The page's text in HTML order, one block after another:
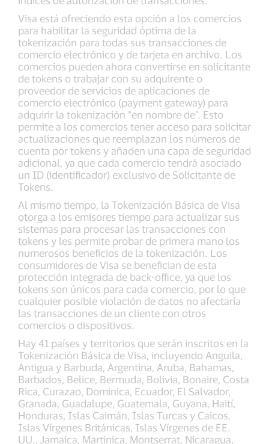
Visa está ofreciendo esta opción a los comercios
para habilitar la seguridad óptima de la
tokenización para todas sus transacciones de
comercio electrónico y de tarjeta en archivo. Los
comercios pueden ahora convertirse en solicitante
de tokens o trabajar con su adquirente o
proveedor de servicios de aplicaciones de
comercio electrónico (payment gateway) para
adquirir la tokenización “en nombre de”. Esto
permite a los comercios tener acceso para solicitar
actualizaciones que reemplazan los números de
cuenta por tokens y añaden una capa de seguridad
adicional, ya que cada comercio tendrá asociado
un ID (identificador) exclusivo de Solicitante de
Tokens.
Al mismo tiempo, la Tokenización Básica de Visa
otorga a los emisores tiempo para actualizar sus
sistemas para procesar las transacciones con
tokens y les permite probar de primera mano los
numerosos beneficios de la tokenización. Los
consumidores de Visa se benefician de esta
protección integrada de back-office, ya que los
tokens son únicos para cada comercio, por lo que
cualquier posible violación de datos no afectaría
las transacciones de un cliente con otros
comercios o dispositivos.
Hay 41 países y territorios que serán inscritos en la
Tokenización Básica de Visa, incluyendo Anguila,
Antigua y Barbuda, Argentina, Aruba, Bahamas,
Barbados, Belice, Bermuda, Bolivia, Bonaire, Costa
Rica, Curazao, Dominica, Ecuador, El Salvador,
Granada, Guadalupe, Guatemala, Guyana, Haití,
Honduras, Islas Caimán, Islas Turcas y Caicos,
Islas Vírgenes Británicas, Islas Vírgenes de EE.
UU., Jamaica, Martinica, Montserrat, Nicaragua,